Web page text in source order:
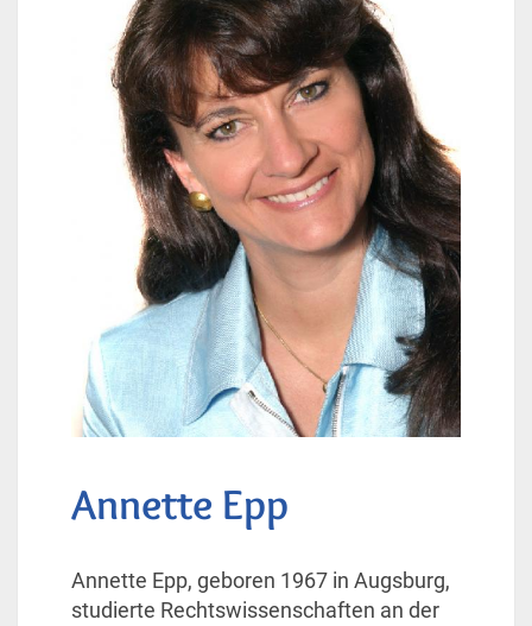
Annette Epp
Annette Epp, geboren 1967 in Augsburg,
studierte Rechtswissenschaften an der